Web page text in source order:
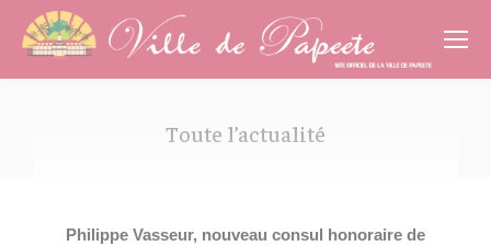
Toute l’actualité
Philippe Vasseur, nouveau consul honoraire de
Cookies management panel